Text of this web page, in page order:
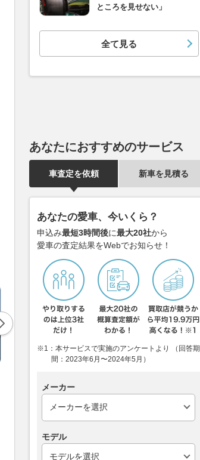
イヤが空転して動かない！ 自
力脱出の手段もあれど「すぐに
プロへと依頼」が最善策なワケ
ところを見せない」
全て見る
あなたにおすすめのサービス
車査定を依頼 新車を見積る
あなたの愛車、今いくら？
申込み最短3時間後に最大20社から
愛車の査定結果をWebでお知らせ！
※1：本サービスで実施のアンケートより （回答期
間：2023年6月〜2024年5月）
メーカー
モデル